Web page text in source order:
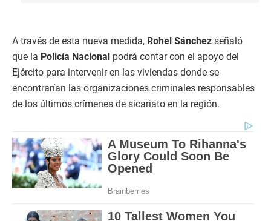
A través de esta nueva medida, Rohel Sánchez señaló
que la Policía Nacional podrá contar con el apoyo del
Ejército para intervenir en las viviendas donde se
encontrarían las organizaciones criminales responsables
de los últimos crímenes de sicariato en la región.